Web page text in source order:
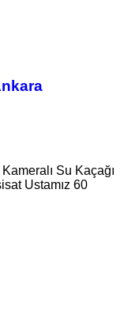
Su Kaçağı
Ustamız 60